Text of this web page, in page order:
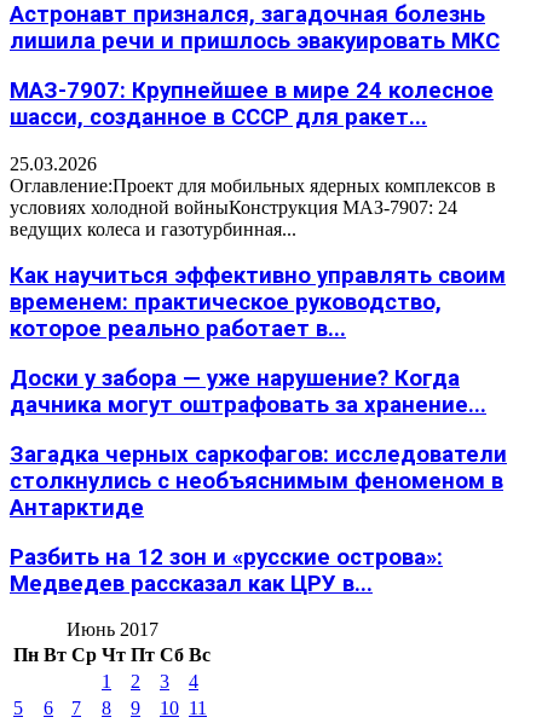
Астронавт признался, загадочная болезнь
лишила речи и пришлось эвакуировать МКС
МАЗ-7907: Крупнейшее в мире 24 колесное
шасси, созданное в СССР для ракет...
25.03.2026
Оглавление:Проект для мобильных ядерных комплексов в
условиях холодной войныКонструкция МАЗ-7907: 24
ведущих колеса и газотурбинная...
Как научиться эффективно управлять своим
временем: практическое руководство,
которое реально работает в...
Доски у забора — уже нарушение? Когда
дачника могут оштрафовать за хранение...
Загадка черных саркофагов: исследователи
столкнулись с необъяснимым феноменом в
Антарктиде
Разбить на 12 зон и «русские острова»:
Медведев рассказал как ЦРУ в...
Июнь 2017
Пн Вт Ср Чт Пт Сб Вс
1
2 3
4
5
6 7 8 9 10 11